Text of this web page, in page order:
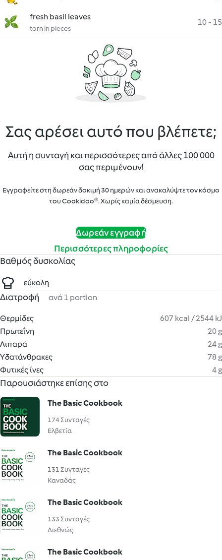
fresh basil leaves
torn in pieces
10 - 15
Σας αρέσει αυτό που βλέπετε;
Αυτή η συνταγή και περισσότερες από άλλες 100 000
σας περιμένουν!
Εγγραφείτε στη δωρεάν δοκιμή 30 ημερών και ανακαλύψτε τον κόσμο
του Cookidoo®. Χωρίς καμία δέσμευση.
Δωρεάν εγγραφή
Περισσότερες πληροφορίες
Βαθμός δυσκολίας
εύκολη
Διατροφή ανά 1 portion
Θερμίδες
607 kcal / 2544 kJ
Πρωτεΐνη
20 g
Λιπαρά
24 g
Υδατάνθρακες
78 g
Φυτικές ίνες
4 g
Παρουσιάστηκε επίσης στο
The Basic Cookbook
174 Συνταγές
Ελβετία
The Basic Cookbook
131 Συνταγές
Καναδάς
The Basic Cookbook
133 Συνταγές
Διεθνώς
The Basic Cookbook